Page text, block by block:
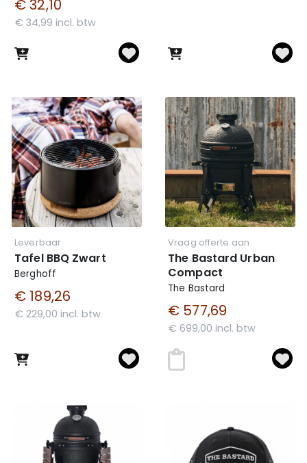
€ 32,10
€ 34,99 incl. btw
Leverbaar
Tafel BBQ Zwart
Berghoff
€ 189,26
€ 229,00 incl. btw
Vraag offerte aan
The Bastard Urban
Compact
The Bastard
€ 577,69
€ 699,00 incl. btw